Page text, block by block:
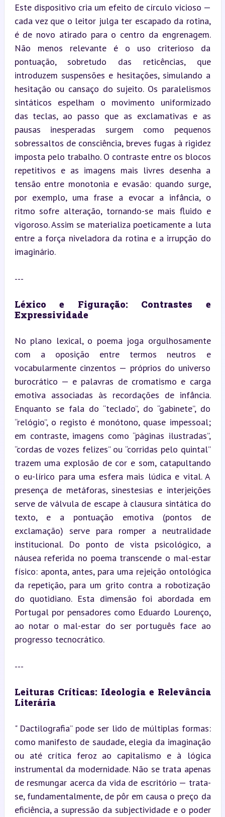
Este dispositivo cria um efeito de círculo vicioso —
cada vez que o leitor julga ter escapado da rotina,
é de novo atirado para o centro da engrenagem.
Não menos relevante é o uso criterioso da
pontuação, sobretudo das reticências, que
introduzem suspensões e hesitações, simulando a
hesitação ou cansaço do sujeito. Os paralelismos
sintáticos espelham o movimento uniformizado
das teclas, ao passo que as exclamativas e as
pausas inesperadas surgem como pequenos
sobressaltos de consciência, breves fugas à rigidez
imposta pelo trabalho. O contraste entre os blocos
repetitivos e as imagens mais livres desenha a
tensão entre monotonia e evasão: quando surge,
por exemplo, uma frase a evocar a infância, o
ritmo sofre alteração, tornando-se mais fluido e
vigoroso. Assim se materializa poeticamente a luta
entre a força niveladora da rotina e a irrupção do
imaginário.
---
Léxico e Figuração: Contrastes e
Expressividade
No plano lexical, o poema joga orgulhosamente
com a oposição entre termos neutros e
vocabularmente cinzentos — próprios do universo
burocrático — e palavras de cromatismo e carga
emotiva associadas às recordações de infância.
Enquanto se fala do “teclado”, do “gabinete”, do
“relógio”, o registo é monótono, quase impessoal;
em contraste, imagens como “páginas ilustradas”,
“cordas de vozes felizes” ou “corridas pelo quintal”
trazem uma explosão de cor e som, catapultando
o eu-lírico para uma esfera mais lúdica e vital. A
presença de metáforas, sinestesias e interjeições
serve de válvula de escape à clausura sintática do
texto, e a pontuação emotiva (pontos de
exclamação) serve para romper a neutralidade
institucional. Do ponto de vista psicológico, a
náusea referida no poema transcende o mal-estar
físico: aponta, antes, para uma rejeição ontológica
da repetição, para um grito contra a robotização
do quotidiano. Esta dimensão foi abordada em
Portugal por pensadores como Eduardo Lourenço,
ao notar o mal-estar do ser português face ao
progresso tecnocrático.
---
Leituras Críticas: Ideologia e Relevância
Literária
" Dactilografia” pode ser lido de múltiplas formas:
como manifesto de saudade, elegia da imaginação
ou até crítica feroz ao capitalismo e à lógica
instrumental da modernidade. Não se trata apenas
de resmungar acerca da vida de escritório — trata-
se, fundamentalmente, de pôr em causa o preço da
eficiência, a supressão da subjectividade e o poder